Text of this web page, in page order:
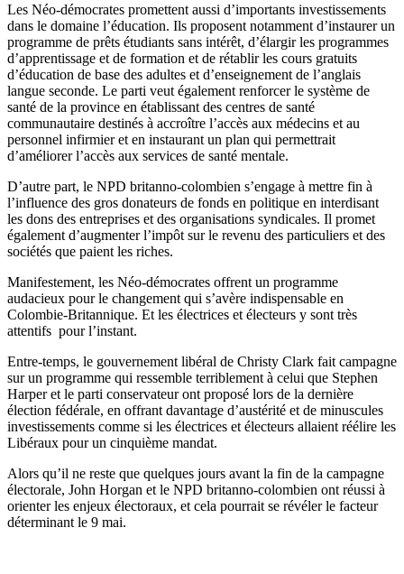
Les Néo-démocrates promettent aussi d’importants investissements
dans le domaine l’éducation. Ils proposent notamment d’instaurer un
programme de prêts étudiants sans intérêt, d’élargir les programmes
d’apprentissage et de formation et de rétablir les cours gratuits
d’éducation de base des adultes et d’enseignement de l’anglais
langue seconde. Le parti veut également renforcer le système de
santé de la province en établissant des centres de santé
communautaire destinés à accroître l’accès aux médecins et au
personnel infirmier et en instaurant un plan qui permettrait
d’améliorer l’accès aux services de santé mentale.
D’autre part, le NPD britanno-colombien s’engage à mettre fin à
l’influence des gros donateurs de fonds en politique en interdisant
les dons des entreprises et des organisations syndicales. Il promet
également d’augmenter l’impôt sur le revenu des particuliers et des
sociétés que paient les riches.
Manifestement, les Néo-démocrates offrent un programme
audacieux pour le changement qui s’avère indispensable en
Colombie-Britannique. Et les électrices et électeurs y sont très
attentifs pour l’instant.
Entre-temps, le gouvernement libéral de Christy Clark fait campagne
sur un programme qui ressemble terriblement à celui que Stephen
Harper et le parti conservateur ont proposé lors de la dernière
élection fédérale, en offrant davantage d’austérité et de minuscules
investissements comme si les électrices et électeurs allaient réélire les
Libéraux pour un cinquième mandat.
Alors qu’il ne reste que quelques jours avant la fin de la campagne
électorale, John Horgan et le NPD britanno-colombien ont réussi à
orienter les enjeux électoraux, et cela pourrait se révéler le facteur
déterminant le 9 mai.